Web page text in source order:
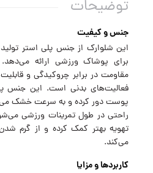
توضیحات
جنس و کیفیت
این شلوارک از جنس پلی استر
برای پوشاک ورزشی ارائه
مقاومت در برابر چروکیدگی و
فعالیت‌های بدنی است. این جنس
پوست دور کرده و به سرعت خشک
راحتی در طول تمرینات ورزشی
تهویه بهتر کمک کرده و از گرم
می‌کند.
کاربردها و مزایا